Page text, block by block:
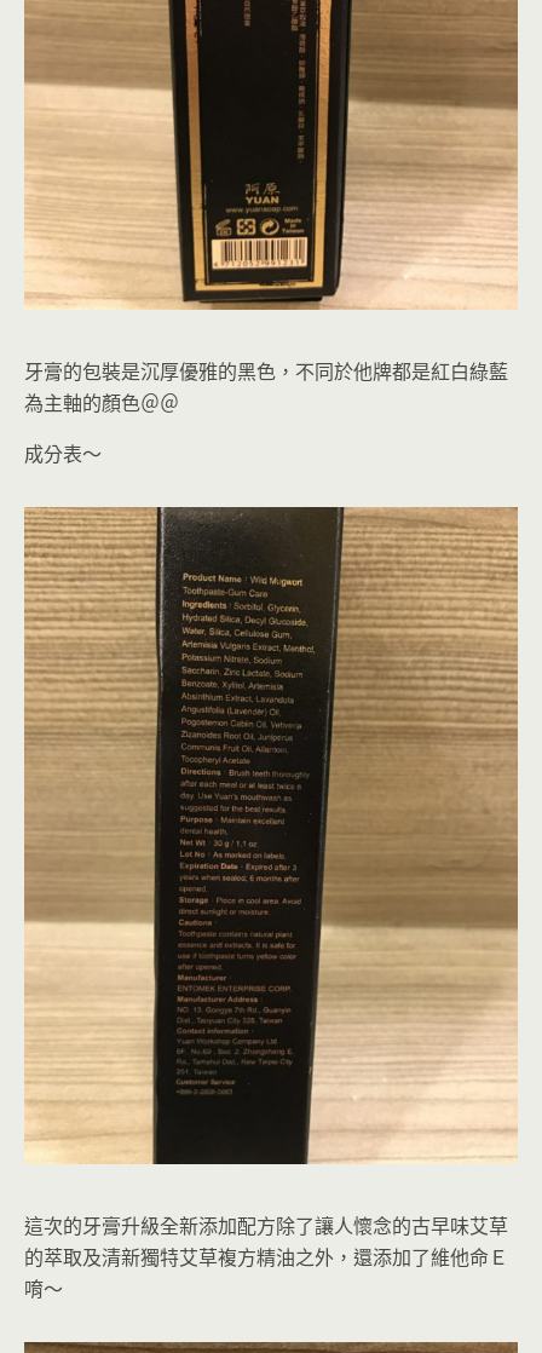
牙膏的包裝是沉厚優雅的黑色，不同於他牌都是紅白綠藍
為主軸的顏色＠＠
成分表～
這次的牙膏升級全新添加配方除了讓人懷念的古早味艾草
的萃取及清新獨特艾草複方精油之外，還添加了維他命Ｅ
唷～